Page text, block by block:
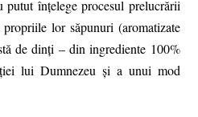
înțelege procesul prelucrării
lor săpunuri (aromatizate
de dinți – din ingrediente 100%
lui Dumnezeu și a unui mod